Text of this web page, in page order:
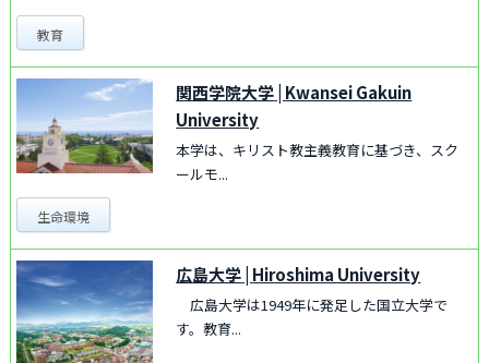
教育
関西学院大学 Kwansei Gakuin
University
本学は、キリスト教主義教育に基づき、スク
ールモ...
生命環境
広島大学 Hiroshima University
広島大学は1949年に発足した国立大学で
す。教育...